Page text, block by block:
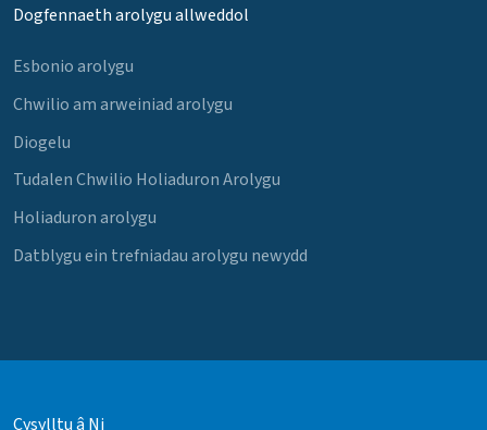
Dogfennaeth arolygu allweddol
Esbonio arolygu
Chwilio am arweiniad arolygu
Diogelu
Tudalen Chwilio Holiaduron Arolygu
Holiaduron arolygu
Datblygu ein trefniadau arolygu newydd
Cysylltu â Ni